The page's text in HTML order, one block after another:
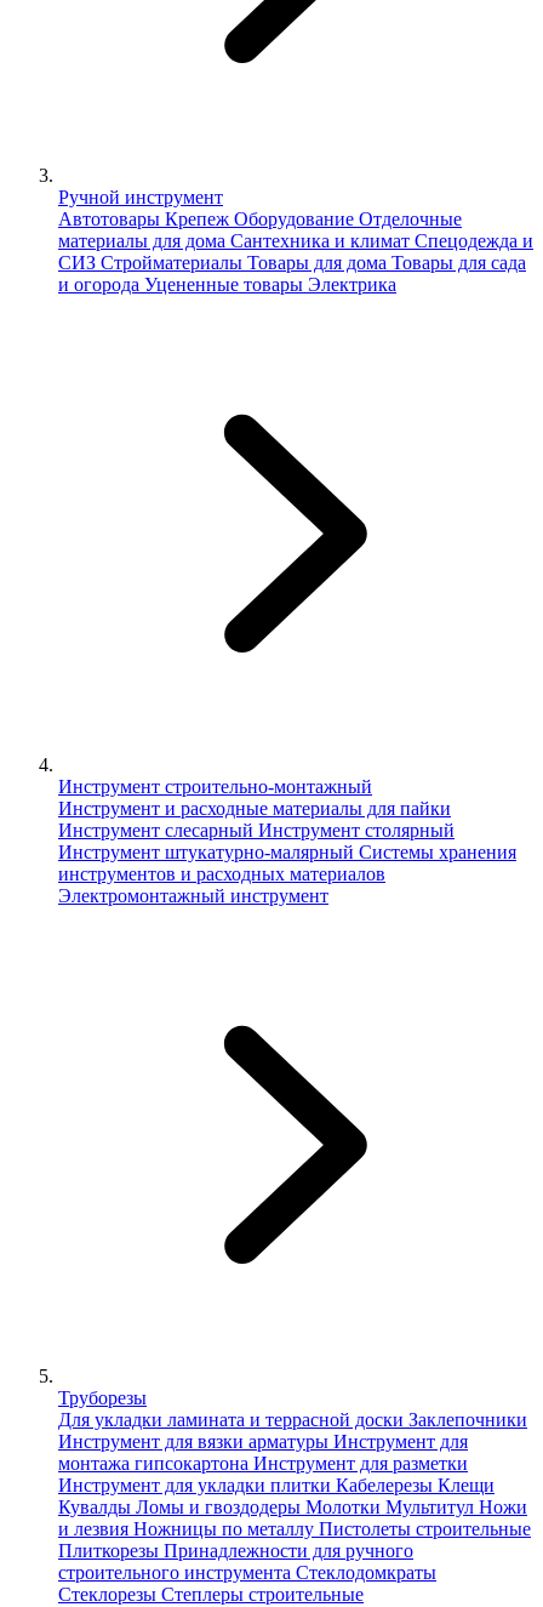
Ручной инструмент
Автотовары Крепеж Оборудование Отделочные
материалы для дома Сантехника и климат Спецодежда и
СИЗ Стройматериалы Товары для дома Товары для сада
и огорода Уцененные товары Электрика
Инструмент строительно-монтажный
Инструмент и расходные материалы для пайки
Инструмент слесарный Инструмент столярный
Инструмент штукатурно-малярный Сиcтемы хранения
инструментов и расходных материалов
Электромонтажный инструмент
Труборезы
Для укладки ламината и террасной доски Заклепочники
Инструмент для вязки арматуры Инструмент для
монтажа гипсокартона Инструмент для разметки
Инструмент для укладки плитки Кабелерезы Клещи
Кувалды Ломы и гвоздодеры Молотки Мультитул Ножи
и лезвия Ножницы по металлу Пистолеты строительные
Плиткорезы Принадлежности для ручного
строительного инструмента Стеклодомкраты
Стеклорезы Степлеры строительные